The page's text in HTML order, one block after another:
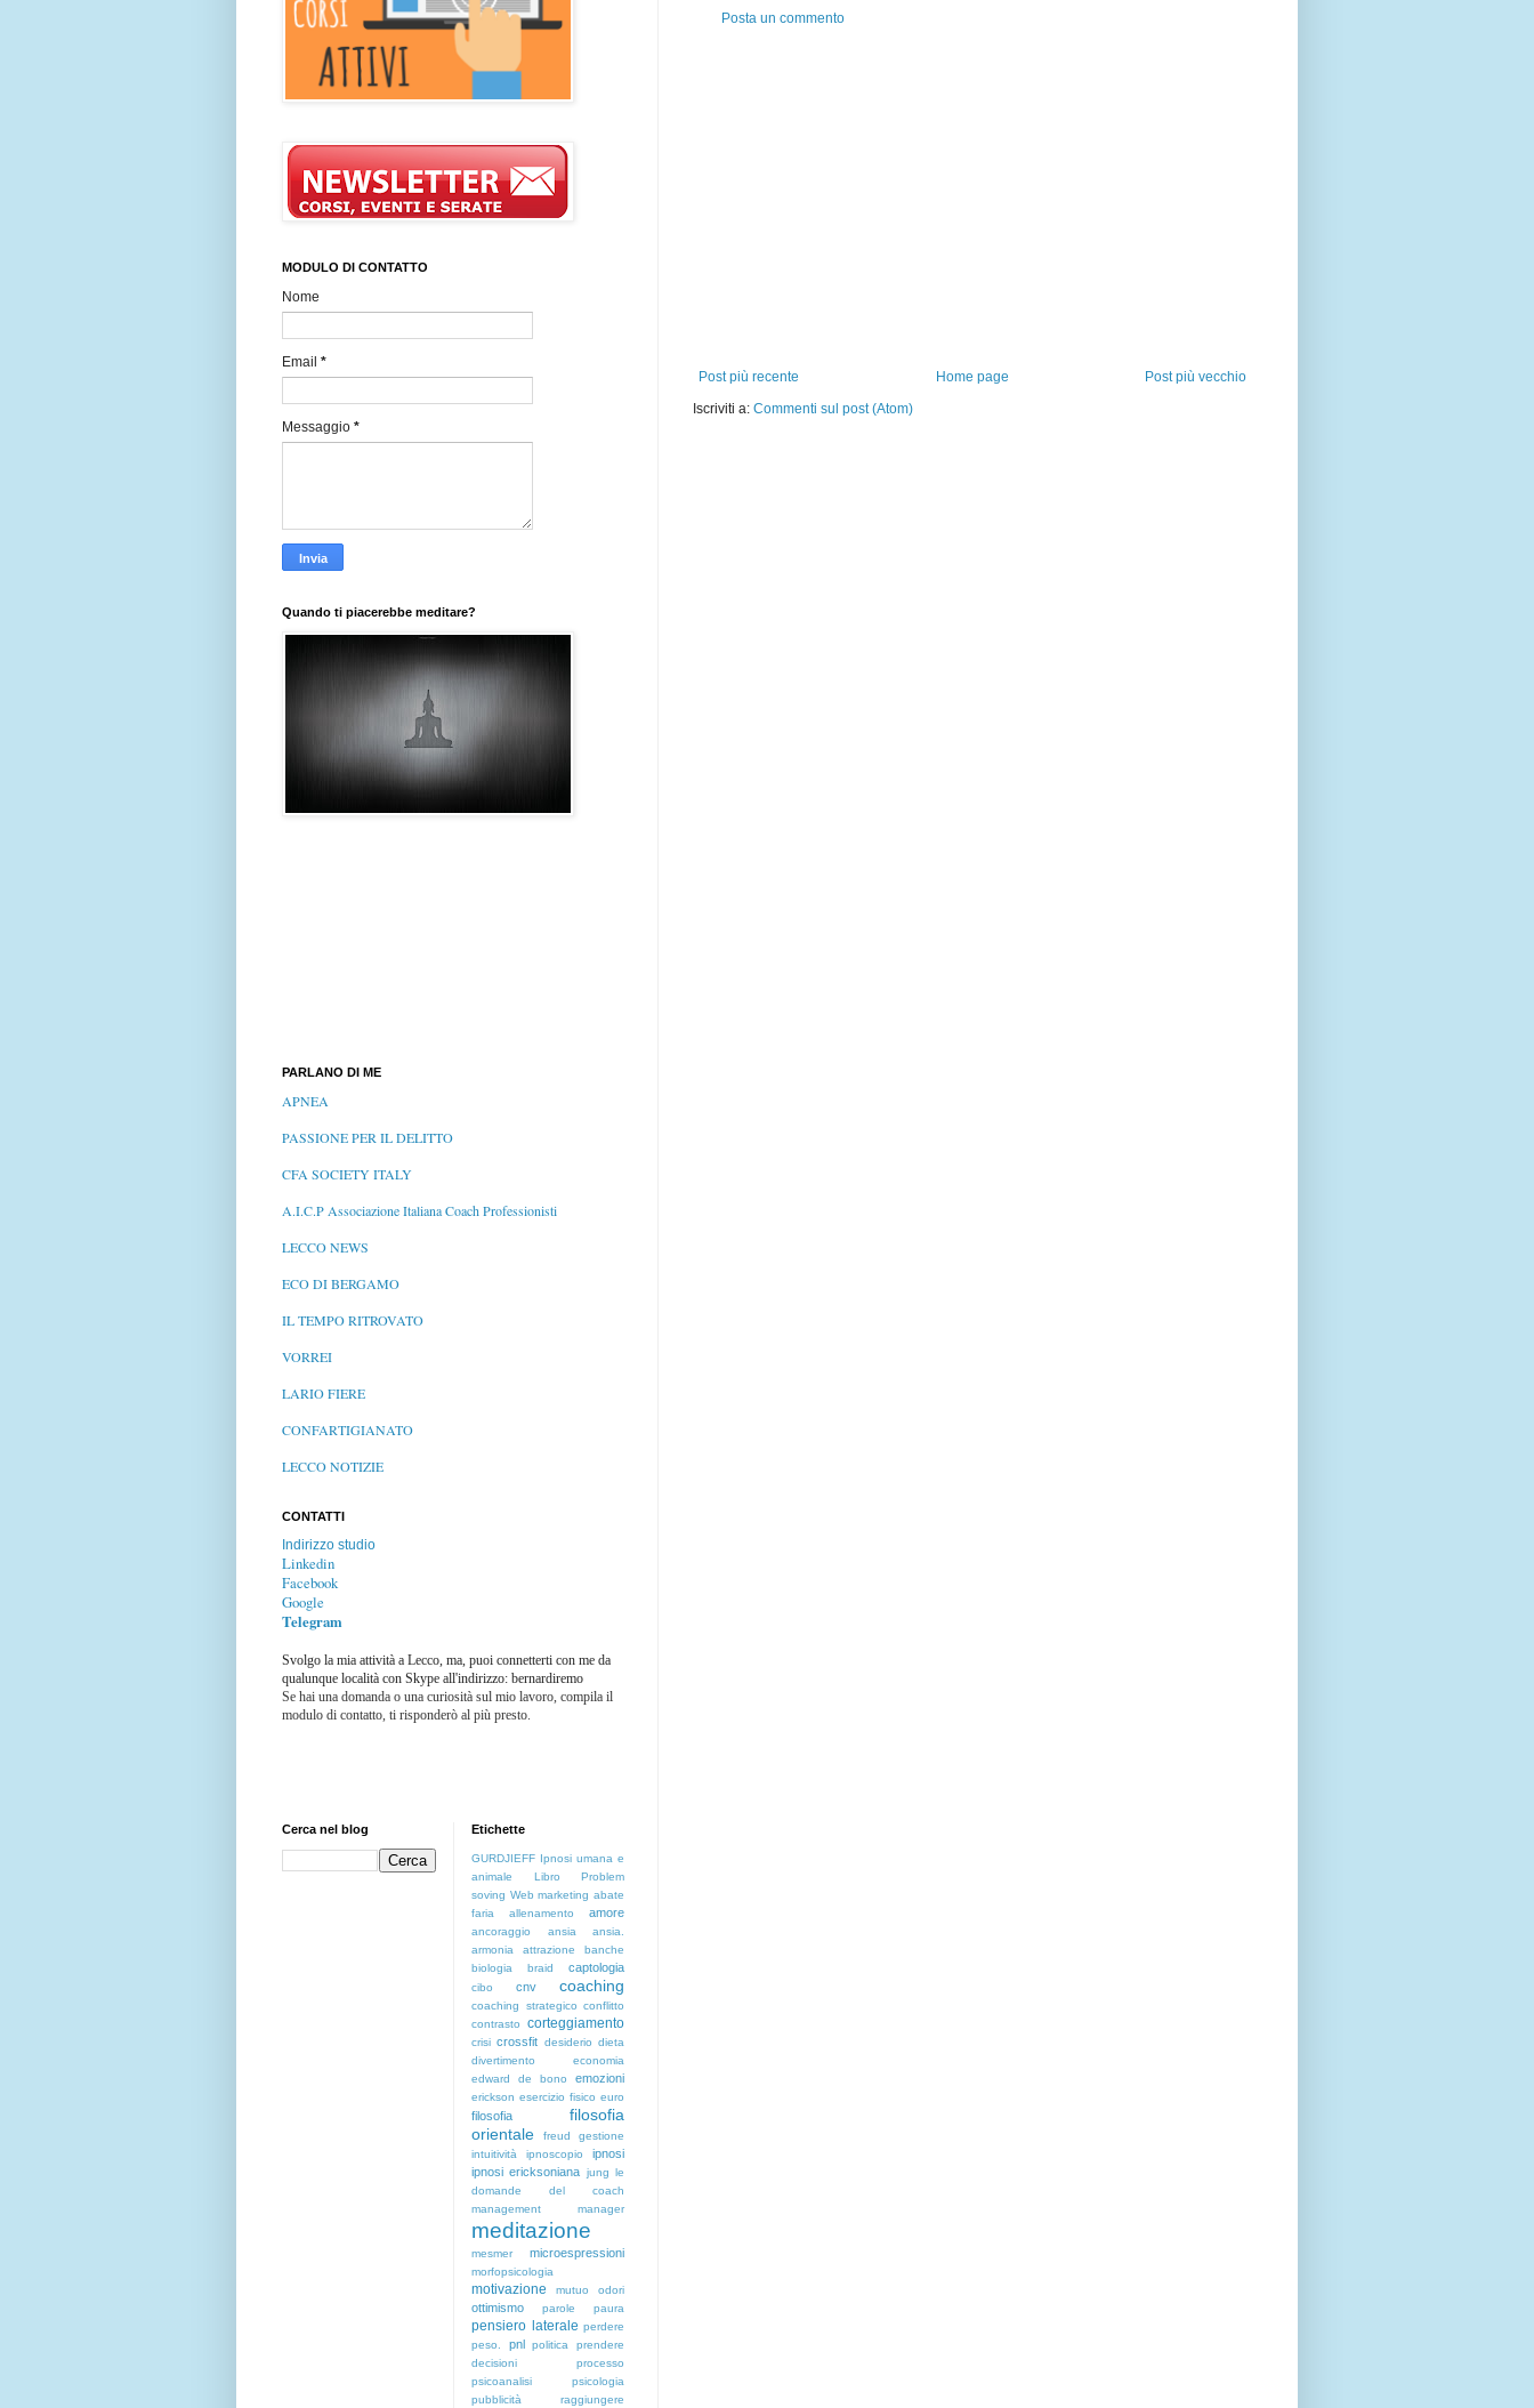
Posta un commento
Post più recente Post più vecchio
Home page
Iscriviti a: Commenti sul post (Atom)
MODULO DI CONTATTO
Nome
Email *
Messaggio *
Quando ti piacerebbe meditare?
PARLANO DI ME
APNEA
PASSIONE PER IL DELITTO
CFA SOCIETY ITALY
A.I.C.P Associazione Italiana Coach Professionisti
LECCO NEWS
ECO DI BERGAMO
IL TEMPO RITROVATO
VORREI
LARIO FIERE
CONFARTIGIANATO
LECCO NOTIZIE
CONTATTI
Indirizzo studio
Linkedin
Facebook
Google
Telegram
Svolgo la mia attività a Lecco, ma, puoi connetterti con me da
qualunque località con Skype all'indirizzo: bernardiremo
Se hai una domanda o una curiosità sul mio lavoro, compila il
modulo di contatto, ti risponderò al più presto.
Cerca nel blog Etichette
GURDJIEFF Ipnosi umana e
animale
Libro
Problem
soving Web marketing abate
faria
allenamento amore
ancoraggio ansia
ansia.
armonia
attrazione
banche
biologia
braid captologia
cibo cnv coaching
coaching strategico conflitto
contrasto
corteggiamento
crisi crossfit desiderio dieta
divertimento
economia
edward de bono
emozioni
erickson esercizio fisico euro
filosofia
filosofia
orientale
freud
gestione
intuitività
ipnoscopio
ipnosi
ipnosi ericksoniana jung le
domande del coach
management
manager
meditazione
mesmer microespressioni
morfopsicologia
motivazione mutuo odori
ottimismo parole paura
pensiero laterale perdere
peso.
pnl politica
prendere
decisioni
processo
psicoanalisi
psicologia
pubblicità
raggiungere